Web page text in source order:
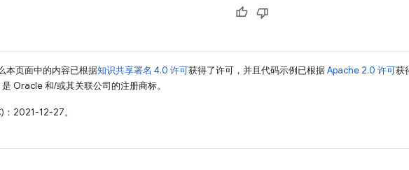
本页面中的内容已根据知识共享署名 4.0 许可获得了许可，并且代码示例已根据Apache 2.0 许可获
Oracle 和/或其关联公司的注册商标。
：2021-12-27。